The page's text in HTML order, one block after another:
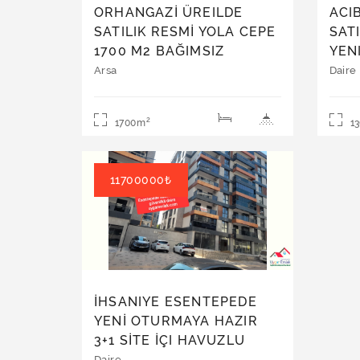
ORHANGAZİ ÜREILDE
SATILIK RESMİ YOLA CEPE
1700 M2 BAĞIMSIZ
ZEYTINLIKTİR İÇINDE
DOLUDUR FUL GÖL
ALICIYA PAZARLIĞI
VARDIR 658 parseldir
resmi yoldur
Arsa
1700m2
Daire
11700000₺
İHSANIYE ESENTEPEDE
YENİ OTURMAYA HAZIR
3+1 SİTE İÇI HAVUZLU